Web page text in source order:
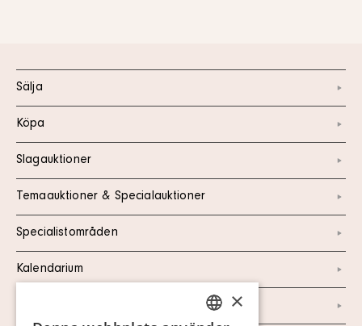
Sälja
Köpa
Slagauktioner
Temaauktioner & Specialauktioner
Specialistområden
Kalendarium
×